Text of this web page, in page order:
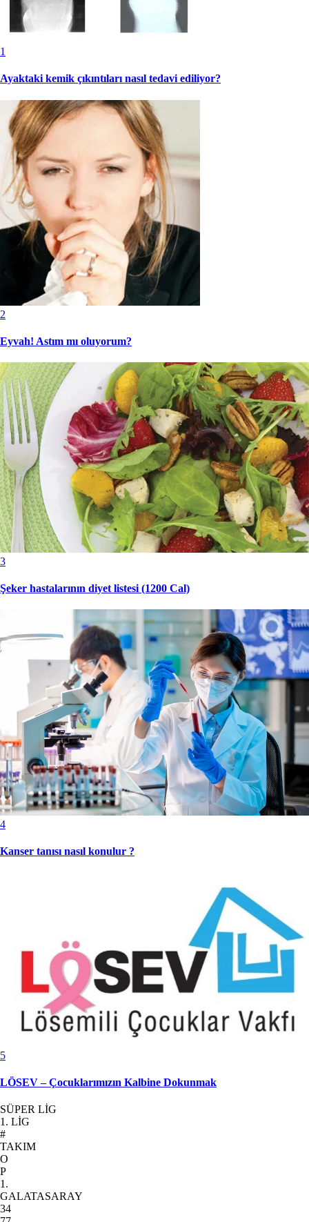
1
Ayaktaki kemik çıkıntıları nasıl tedavi ediliyor?
2
Eyvah! Astım mı oluyorum?
3
Şeker hastalarının diyet listesi (1200 Cal)
4
Kanser tanısı nasıl konulur ?
5
LÖSEV – Çocuklarımızın Kalbine Dokunmak
SÜPER LİG
1. LİG
#
TAKIM
O
P
1.
GALATASARAY
34